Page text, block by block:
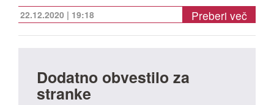
22.12.2020 | 19:18 Preberi več
Dodatno obvestilo za
stranke